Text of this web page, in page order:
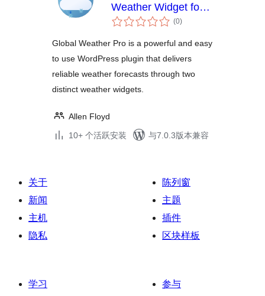
Weather Widget for
WordPress
(0总
评)
Global Weather Pro is a powerful and easy
to use WordPress plugin that delivers
reliable weather forecasts through two
distinct weather widgets.
Allen Floyd
10+ 个活跃安装
与7.0.3版本兼容
关于
新闻
主机
隐私
陈列窗
主题
插件
区块样板
学习
参与